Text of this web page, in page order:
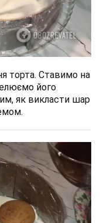
торта. Ставимо на
його
як викласти шар